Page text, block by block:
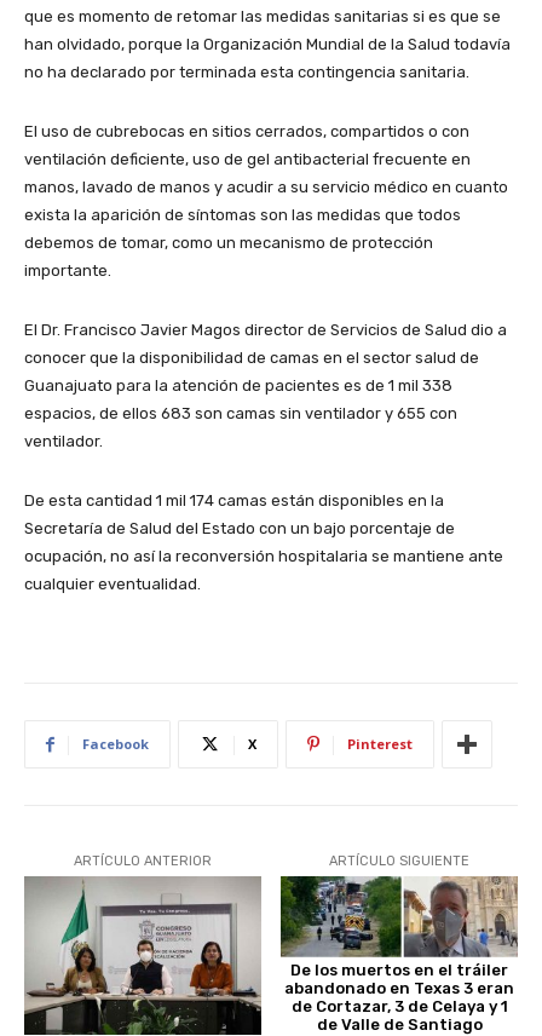
que es momento de retomar las medidas sanitarias si es que se
han olvidado, porque la Organización Mundial de la Salud todavía
no ha declarado por terminada esta contingencia sanitaria.
El uso de cubrebocas en sitios cerrados, compartidos o con
ventilación deficiente, uso de gel antibacterial frecuente en
manos, lavado de manos y acudir a su servicio médico en cuanto
exista la aparición de síntomas son las medidas que todos
debemos de tomar, como un mecanismo de protección
importante.
El Dr. Francisco Javier Magos director de Servicios de Salud dio a
conocer que la disponibilidad de camas en el sector salud de
Guanajuato para la atención de pacientes es de 1 mil 338
espacios, de ellos 683 son camas sin ventilador y 655 con
ventilador.
De esta cantidad 1 mil 174 camas están disponibles en la
Secretaría de Salud del Estado con un bajo porcentaje de
ocupación, no así la reconversión hospitalaria se mantiene ante
cualquier eventualidad.
Facebook X Pinterest
ARTÍCULO ANTERIOR ARTÍCULO SIGUIENTE
De los muertos en el tráiler
abandonado en Texas 3 eran
de Cortazar, 3 de Celaya y 1
de Valle de Santiago